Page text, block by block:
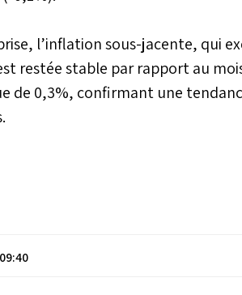
l’inflation sous-jacente, qui
restée stable par rapport au
de 0,3%, confirmant une